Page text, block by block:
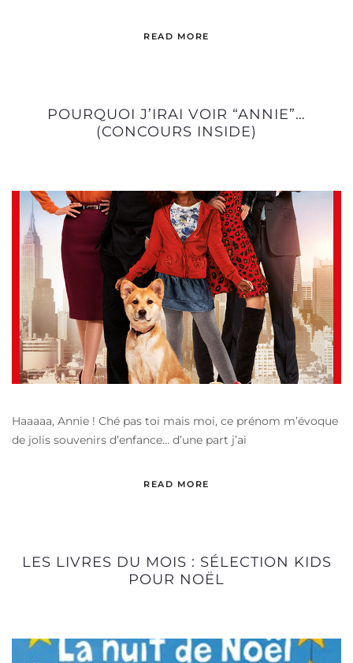
READ MORE
POURQUOI J’IRAI VOIR “ANNIE”…
(CONCOURS INSIDE)
Haaaaa, Annie ! Ché pas toi mais moi, ce prénom m’évoque
de jolis souvenirs d’enfance… d’une part j’ai
READ MORE
LES LIVRES DU MOIS : SÉLECTION KIDS
POUR NOËL